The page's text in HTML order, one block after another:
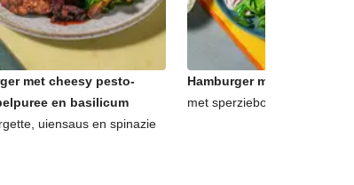
met cheesy pesto-
en basilicum
uiensaus en spinazie
Hamburger met frietjes en
met sperziebonensalade en